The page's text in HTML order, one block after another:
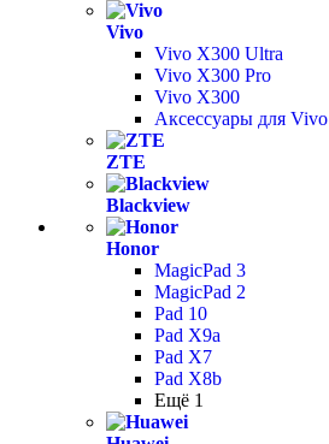
Vivo
Vivo X300 Ultra
Vivo X300 Pro
Vivo X300
Аксессуары для Vivo
ZTE
Blackview
Honor
MagicPad 3
MagicPad 2
Pad 10
Pad X9a
Pad X7
Pad X8b
Ещё 1